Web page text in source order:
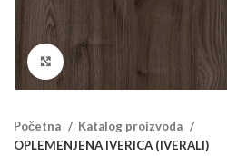
Klikni za veći prikaz
Početna
Katalog proizvoda
OPLEMENJENA IVERICA (IVERALI)